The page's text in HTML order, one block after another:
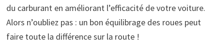
du carburant en améliorant l’efficacité de votre voiture.
Alors n’oubliez pas : un bon équilibrage des roues peut
faire toute la différence sur la route !